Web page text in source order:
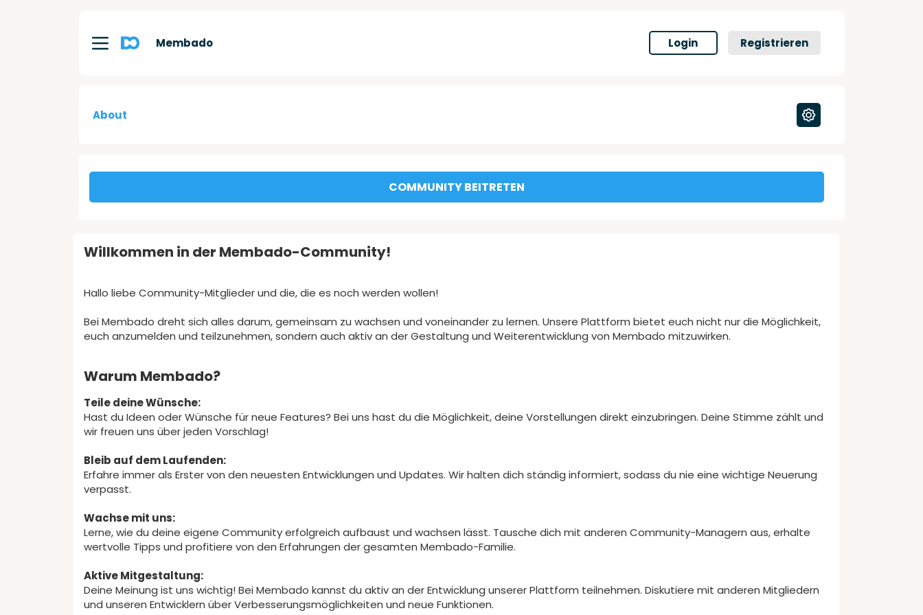
Membado Login Registrieren
About
COMMUNITY BEITRETEN
Willkommen in der Membado-Community!
Hallo liebe Community-Mitglieder und die, die es noch werden wollen!
Bei Membado dreht sich alles darum, gemeinsam zu wachsen und voneinander zu lernen. Unsere Plattform bietet euch nicht nur die Möglichkeit,
euch anzumelden und teilzunehmen, sondern auch aktiv an der Gestaltung und Weiterentwicklung von Membado mitzuwirken.
Warum Membado?
Teile deine Wünsche:
Hast du Ideen oder Wünsche für neue Features? Bei uns hast du die Möglichkeit, deine Vorstellungen direkt einzubringen. Deine Stimme zählt und
wir freuen uns über jeden Vorschlag!
Bleib auf dem Laufenden:
Erfahre immer als Erster von den neuesten Entwicklungen und Updates. Wir halten dich ständig informiert, sodass du nie eine wichtige Neuerung
verpasst.
Wachse mit uns:
Lerne, wie du deine eigene Community erfolgreich aufbaust und wachsen lässt. Tausche dich mit anderen Community-Managern aus, erhalte
wertvolle Tipps und profitiere von den Erfahrungen der gesamten Membado-Familie.
Aktive Mitgestaltung:
Deine Meinung ist uns wichtig! Bei Membado kannst du aktiv an der Entwicklung unserer Plattform teilnehmen. Diskutiere mit anderen Mitgliedern
und unseren Entwicklern über Verbesserungsmöglichkeiten und neue Funktionen.